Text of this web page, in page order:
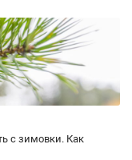
с зимовки. Как